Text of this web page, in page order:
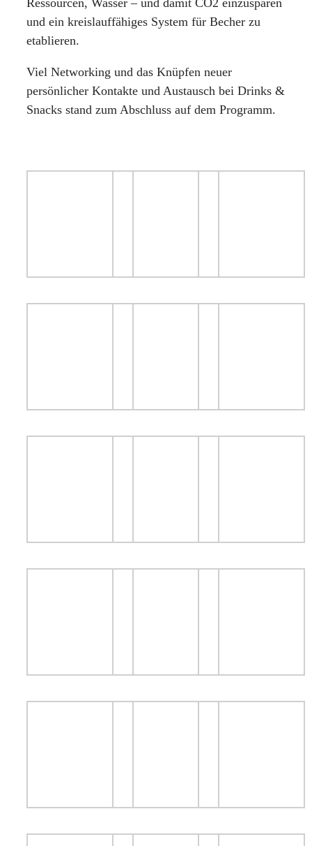
Ressourcen, Wasser – und damit CO2 einzusparen
und ein kreislauffähiges System für Becher zu
etablieren.
Viel Networking und das Knüpfen neuer
persönlicher Kontakte und Austausch bei Drinks &
Snacks stand zum Abschluss auf dem Programm.